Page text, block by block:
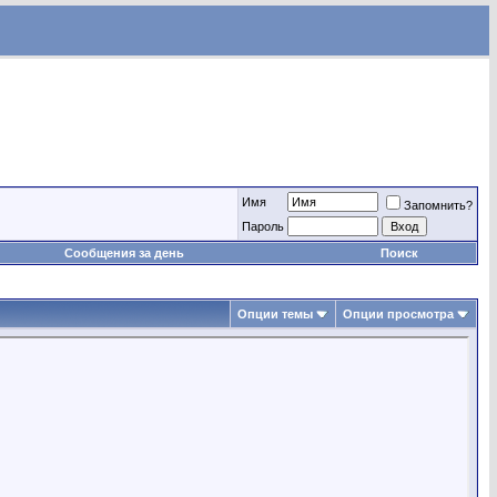
Имя
Запомнить?
Пароль
Сообщения за день
Поиск
Опции темы Опции просмотра